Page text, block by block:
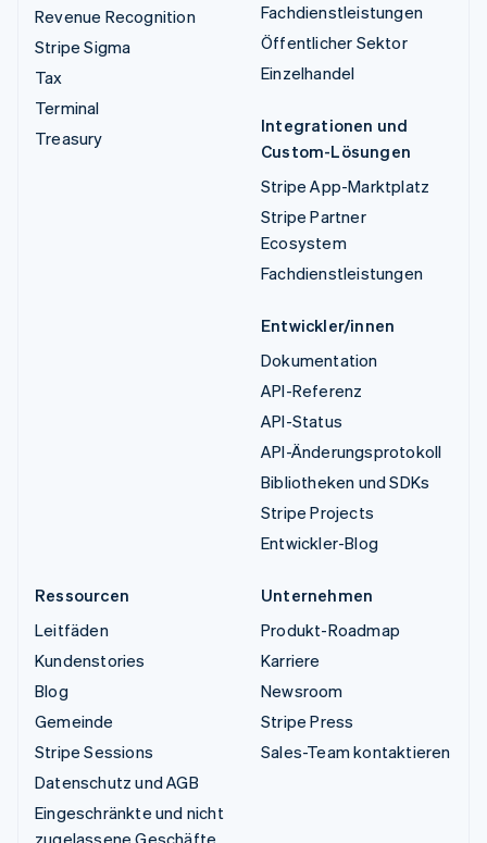
Revenue Recognition
Stripe Sigma
Tax
Terminal
Treasury
Fachdienstleistungen
Öffentlicher Sektor
Einzelhandel
Integrationen und
Custom-Lösungen
Stripe App-Marktplatz
Stripe Partner
Ecosystem
Fachdienstleistungen
Entwickler/innen
Dokumentation
API-Referenz
API-Status
API-Änderungsprotokoll
Bibliotheken und SDKs
Stripe Projects
Entwickler-Blog
Ressourcen
Leitfäden
Kundenstories
Blog
Gemeinde
Stripe Sessions
Datenschutz und AGB
Eingeschränkte und nicht
Unternehmen
Produkt-Roadmap
Karriere
Newsroom
Stripe Press
Sales-Team kontaktieren